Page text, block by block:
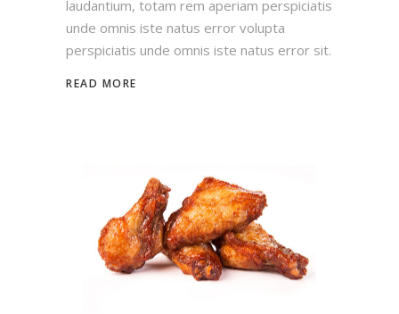
laudantium, totam rem aperiam perspiciatis
unde omnis iste natus error volupta
perspiciatis unde omnis iste natus error sit.
READ MORE